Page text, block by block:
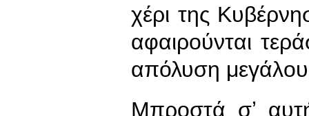
χέρι της
αφαιρούνται
απόλυση
Μπροστά σʼ